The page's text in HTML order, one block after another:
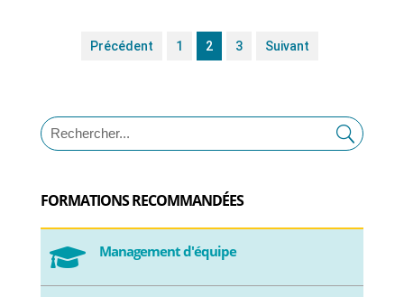
Précédent 1 2 3 Suivant
FORMATIONS RECOMMANDÉES
 Management d'équipe